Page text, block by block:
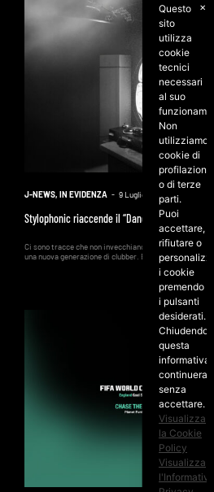
J-NEWS, IN EVIDENZA - 9 Luglio 2026
Stylophonic riaccende il “Dancefloor” con un
Ci sono tracce che non invecchiano, ma cambiano
una nuova generazione di clubber. È il caso di...
✕
Questo
sito
utilizza
cookie
tecnici
necessari
al suo
Non
utilizziamo
cookie di
profilazione
o di terze
parti.
Puoi
accettare,
rifiutare o
i cookie
premendo
i pulsanti
desiderati.
Chiudendo
questa
informativa
continuerai
senza
accettare.
Visualizza
la Cookie
Policy
Visualizza
l'Informativa